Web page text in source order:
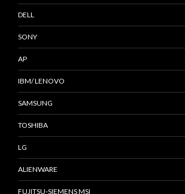
DELL
SONY
AP
IBM/ LENOVO
SAMSUNG
TOSHIBA
LG
ALIENWARE
FUJITSU-SIEMENS MSI